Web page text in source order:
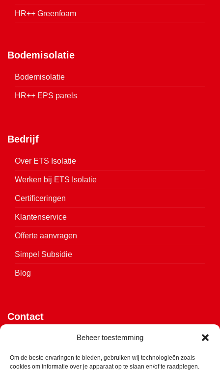
Beheer toestemming
Om de beste ervaringen te bieden, gebruiken wij technologieën zoals
cookies om informatie over je apparaat op te slaan en/of te raadplegen.
HR++ Greenfoam
Bodemisolatie
Bodemisolatie
HR++ EPS parels
Bedrijf
Over ETS Isolatie
Werken bij ETS Isolatie
Certificeringen
Klantenservice
Offerte aanvragen
Simpel Subsidie
Blog
Contact